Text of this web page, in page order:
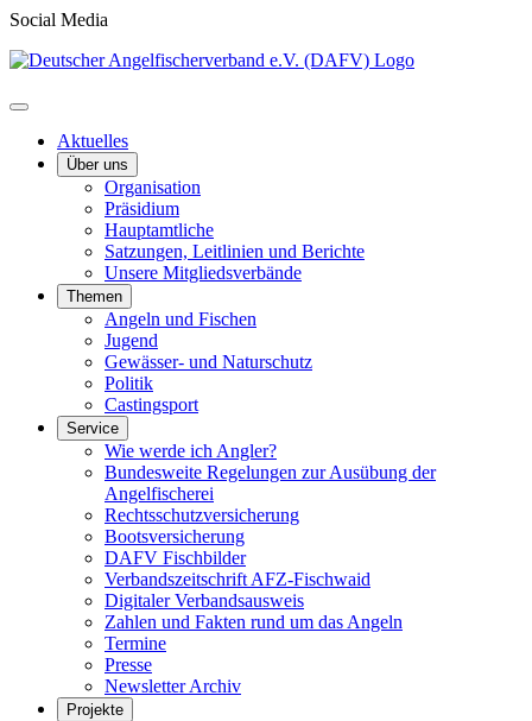
Social Media
Aktuelles
Über uns
Organisation
Präsidium
Hauptamtliche
Satzungen, Leitlinien und Berichte
Unsere Mitgliedsverbände
Themen
Angeln und Fischen
Jugend
Gewässer- und Naturschutz
Politik
Castingsport
Service
Wie werde ich Angler?
Bundesweite Regelungen zur Ausübung der
Angelfischerei
Rechtsschutzversicherung
Bootsversicherung
DAFV Fischbilder
Verbandszeitschrift AFZ-Fischwaid
Digitaler Verbandsausweis
Zahlen und Fakten rund um das Angeln
Termine
Presse
Newsletter Archiv
Projekte